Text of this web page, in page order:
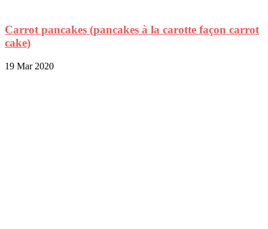
Carrot pancakes (pancakes à la carotte façon carrot
cake)
19 Mar 2020